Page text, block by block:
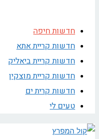
חדשות חיפה
חדשות קריית אתא
חדשות קריית ביאליק
חדשות קריית מוצקין
חדשות קרית ים
טעים לי